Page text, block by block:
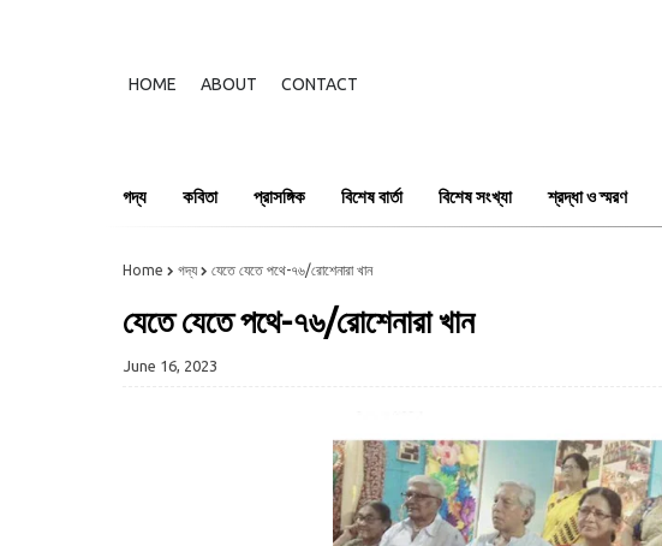
HOME ABOUT CONTACT
গদ্য কবিতা প্রাসঙ্গিক বিশেষ বার্তা বিশেষ সংখ্যা শ্রদ্ধা ও স্মরণ
Home গদ্য যেতে যেতে পথে-৭৬/রোশেনারা খান
যেতে যেতে পথে-৭৬/রোশেনারা খান
June 16, 2023